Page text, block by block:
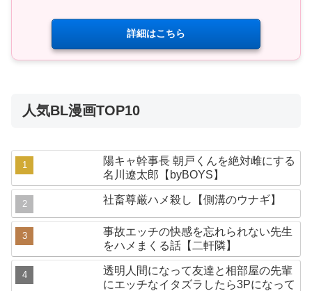
詳細はこちら
人気BL漫画TOP10
陽キャ幹事長 朝戸くんを絶対雌にする
名川遼太郎【byBOYS】
社畜尊厳ハメ殺し【側溝のウナギ】
事故エッチの快感を忘れられない先生
をハメまくる話【二軒隣】
透明人間になって友達と相部屋の先輩
にエッチなイタズラしたら3Pになって